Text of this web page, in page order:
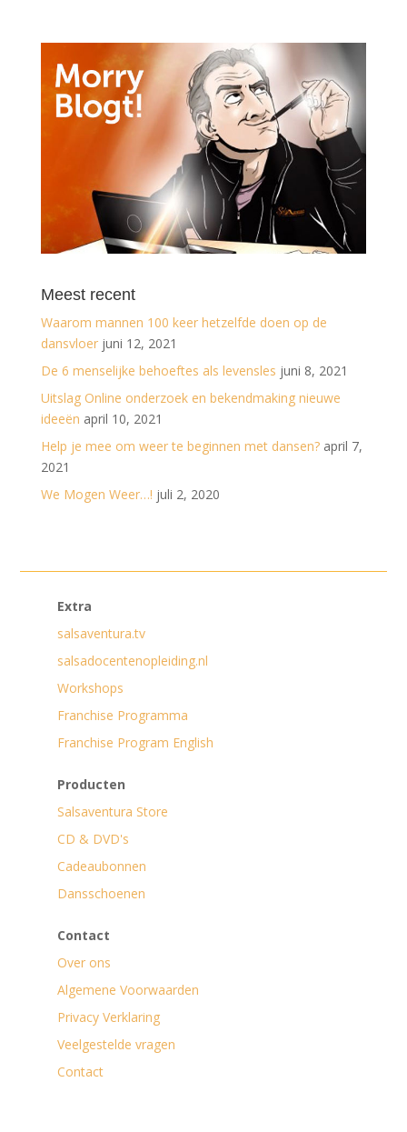
Meest recent
Waarom mannen 100 keer hetzelfde doen op de
dansvloer juni 12, 2021
De 6 menselijke behoeftes als levensles juni 8, 2021
Uitslag Online onderzoek en bekendmaking nieuwe
ideeën april 10, 2021
Help je mee om weer te beginnen met dansen? april 7,
2021
We Mogen Weer…! juli 2, 2020
Extra
salsaventura.tv
salsadocentenopleiding.nl
Workshops
Franchise Programma
Franchise Program English
Producten
Salsaventura Store
CD & DVD's
Cadeaubonnen
Dansschoenen
Contact
Over ons
Algemene Voorwaarden
Privacy Verklaring
Veelgestelde vragen
Contact